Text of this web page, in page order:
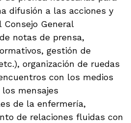
difusión a las acciones y
Consejo General
notas de prensa,
gestión de
organización de ruedas
con los medios
mensajes
de la enfermería,
de relaciones fluidas con